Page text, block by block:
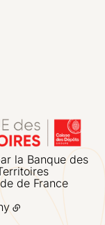
la Banque des
de France